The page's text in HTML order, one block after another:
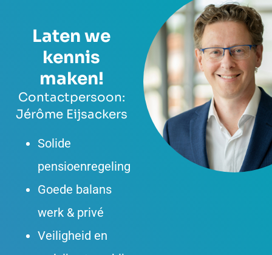
Laten we
kennis
maken!
Contactpersoon:
Jérôme Eijsackers
Solide
pensioenregeling
Goede balans
werk & privé
Veiligheid en